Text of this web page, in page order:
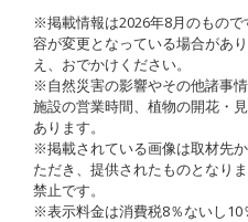
※掲載情報は2026年8月のもの
容が変更となっている場合があ
え、おでかけください。
※自然災害の影響やその他諸事
施設の営業時間、植物の開花・
あります。
※掲載されている画像は取材先
ただき、提供されたものとなり
禁止です。
※表示料金は消費税8％ないし10